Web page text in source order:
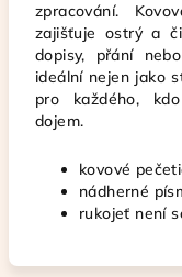
zpracování.
zajišťuje ostrý a
dopisy, přání
ideální nejen jako
pro každého,
dojem.
kovové
nádherné
rukojeť není